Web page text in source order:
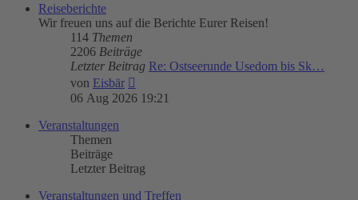
Reiseberichte
Wir freuen uns auf die Berichte Eurer Reisen!
114 Themen
2206 Beiträge
Letzter Beitrag Re: Ostseerunde Usedom bis Sk…
von Eisbär
Beitrag
06 Aug 2026 19:21
Veranstaltungen
Themen
Beiträge
Letzter Beitrag
Veranstaltungen und Treffen